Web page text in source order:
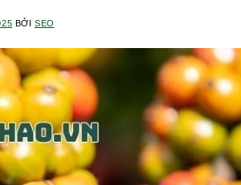
BỞI SEO